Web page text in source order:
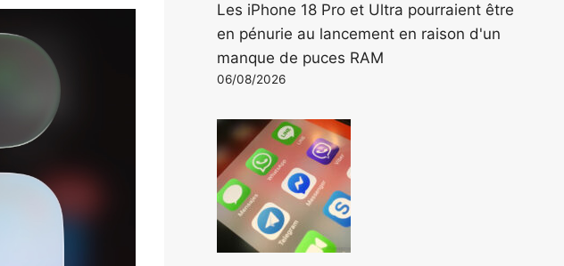
Les iPhone 18 Pro et Ultra pourraient être
en pénurie au lancement en raison d'un
manque de puces RAM
06/08/2026